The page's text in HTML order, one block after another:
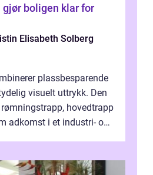
boligen klar for
Elisabeth Solberg
plassbesparende
visuelt uttrykk. Den
hovedtrapp
adkomst i et industri- og